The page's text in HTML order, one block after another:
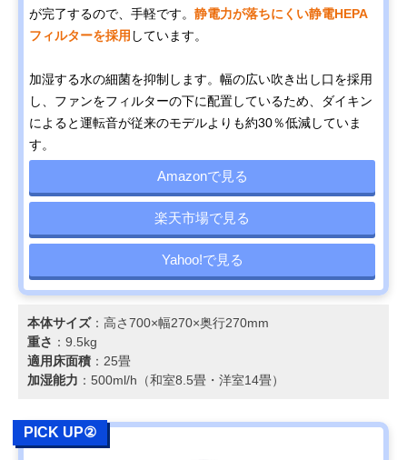
が完了するので、手軽です。 静電力が落ちにくい静電HEPA
フィルターを採用 しています。
加湿する水の細菌を抑制します。幅の広い吹き出し口を採用
し、ファンをフィルターの下に配置しているため、ダイキン
によると運転音が従来のモデルよりも約30％低減していま
す。
Amazonで見る
楽天市場で見る
Yahoo!で見る
本体サイズ：高さ700×幅270×奥行270mm
重さ ：9.5kg
適用床面積 ：25畳
加湿能力 ：500ml/h（和室8.5畳・洋室14畳）
PICK UP②